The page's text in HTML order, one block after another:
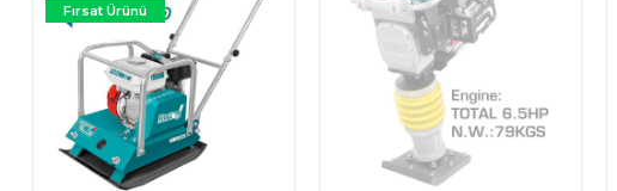
Fırsat Ürünü